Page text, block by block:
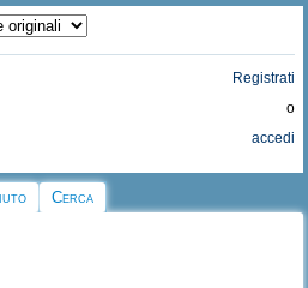
Registrati
o
accedi
Cerca